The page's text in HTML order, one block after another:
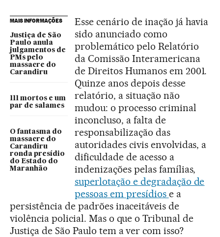
MAIS INFORMAÇÕES
Justiça de São
Paulo anula
julgamentos de
PMs pelo
massacre do
Carandiru
111 mortos e um
par de salames
O fantasma do
massacre do
Carandiru
ronda presídio
do Estado do
Maranhão
Esse cenário de inação já havia
sido anunciado como
problemático pelo Relatório
da Comissão Interamericana
de Direitos Humanos em 2001.
Quinze anos depois desse
relatório, a situação não
mudou: o processo criminal
inconcluso, a falta de
responsabilização das
autoridades civis envolvidas, a
dificuldade de acesso a
indenizações pelas famílias,
superlotação e degradação de
pessoas em presídios e a
persistência de padrões inaceitáveis de
violência policial. Mas o que o Tribunal de
Justiça de São Paulo tem a ver com isso?